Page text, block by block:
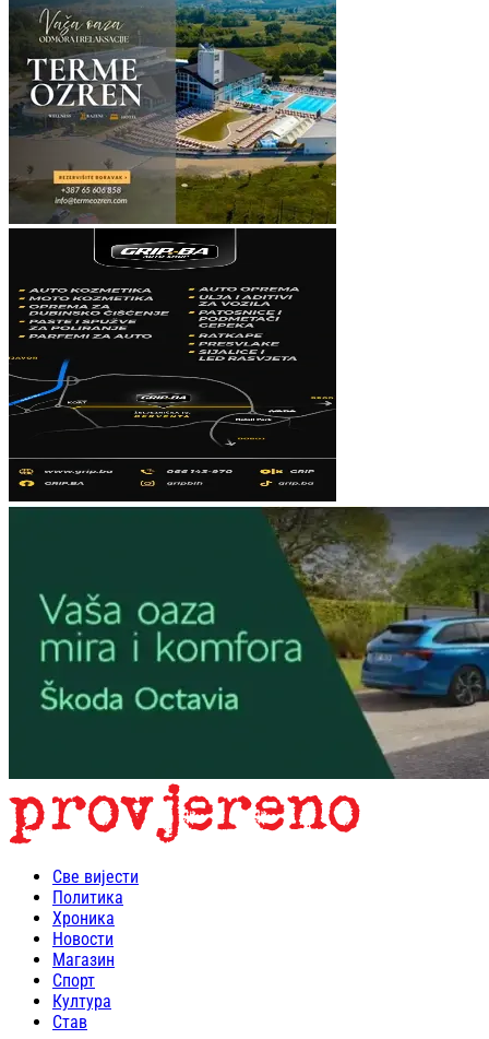
Све вијести
Политика
Хроника
Новости
Магазин
Спорт
Култура
Став